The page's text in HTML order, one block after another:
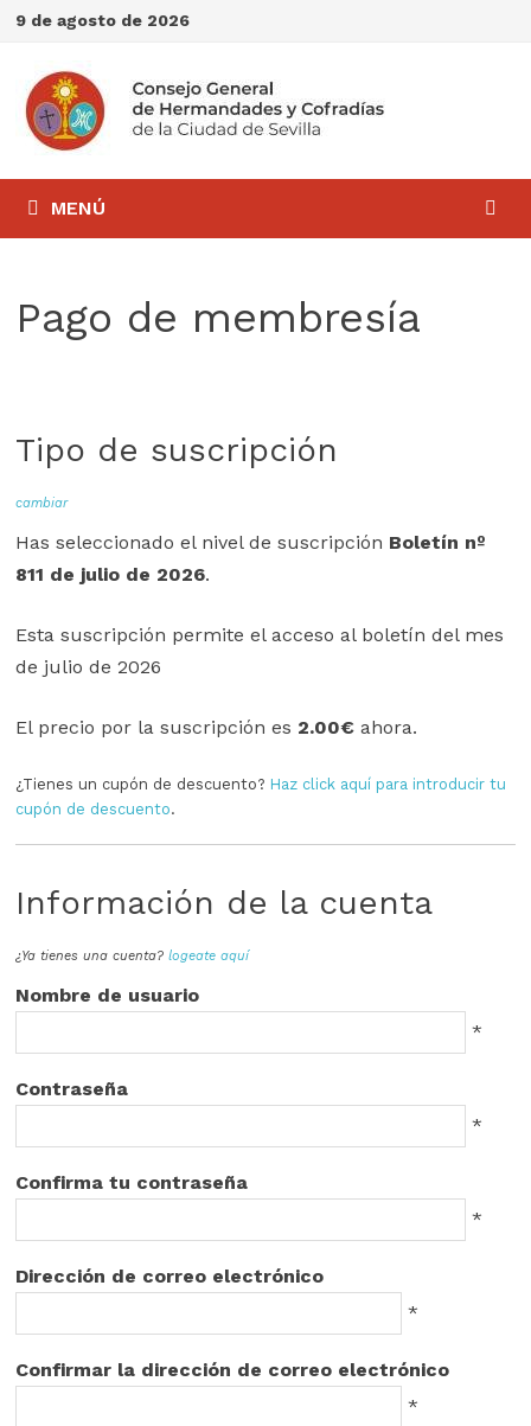
Saltar
contenido
9 de agosto de 2026
MENÚ
Pago de membresía
Tipo de suscripción
cambiar
Has seleccionado el nivel de suscripción Boletín nº
811 de julio de 2026.
Esta suscripción permite el acceso al boletín del mes
de julio de 2026
El precio por la suscripción es 2.00€ahora.
¿Tienes un cupón de descuento? Haz click aquí para introducir tu
cupón de descuento.
Información de la cuenta
¿Ya tienes una cuenta? logeate aquí
Nombre de usuario
*
Contraseña
*
Confirma tu contraseña
*
Dirección de correo electrónico
*
Confirmar la dirección de correo electrónico
*